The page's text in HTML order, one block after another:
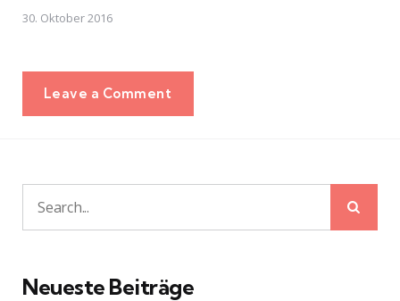
30. Oktober 2016
Leave a Comment
Search
for:
Neueste Beiträge